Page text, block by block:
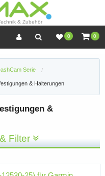
& Zubehör
0 0
Serie
& Halterungen
&
Filter